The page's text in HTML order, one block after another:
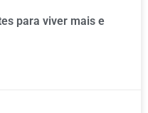
para viver mais e